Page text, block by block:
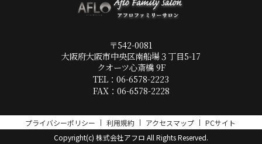
〒542-0081
大阪府大阪市中央区南船場３丁目5-17
クオーツ心斎橋 9F
TEL：06-6578-2223
FAX：06-6578-2228
プライバシーポリシー 利用規約 アクセスマップ
PCサイト
Copyright(c) 株式会社アフロ All Rights Reserved.